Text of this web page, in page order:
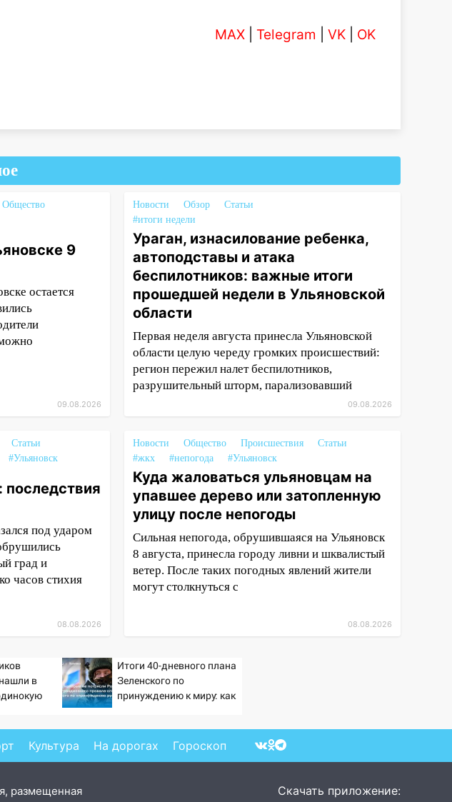
MAX Telegram VK OK
Общество
9
остается
09.08.2026
Новости Обзор
Статьи
#итоги недели
Ураган, изнасилование ребенка,
автоподставы и атака
беспилотников: важные итоги
прошедшей недели в Ульяновской
области
Первая неделя августа принесла Ульяновской
области целую череду громких происшествий:
регион пережил налет беспилотников,
разрушительный шторм, парализовавший
09.08.2026
Статьи
#Ульяновск
последствия
под ударом
град и
часов стихия
08.08.2026
Новости Общество Происшествия
Статьи
#жкх
#непогода #Ульяновск
Куда жаловаться ульяновцам на
упавшее дерево или затопленную
улицу после непогоды
Сильная непогода, обрушившаяся на Ульяновск
8 августа, принесла городу ливни и шквалистый
ветер. После таких погодных явлений жители
могут столкнуться с
08.08.2026
в
Итоги 40-дневного плана
Зеленского по
принуждению к миру: как
Украины от военкора
Коца
Культура На дорогах Гороскоп
размещенная
Скачать приложение: